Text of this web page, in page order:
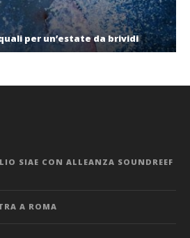
per un’estate da brividi
SIAE CON ALLEANZA SOUNDREEF
A ROMA